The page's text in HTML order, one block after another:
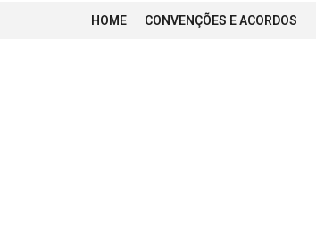
HOME CONVENÇÕES E ACORDOS